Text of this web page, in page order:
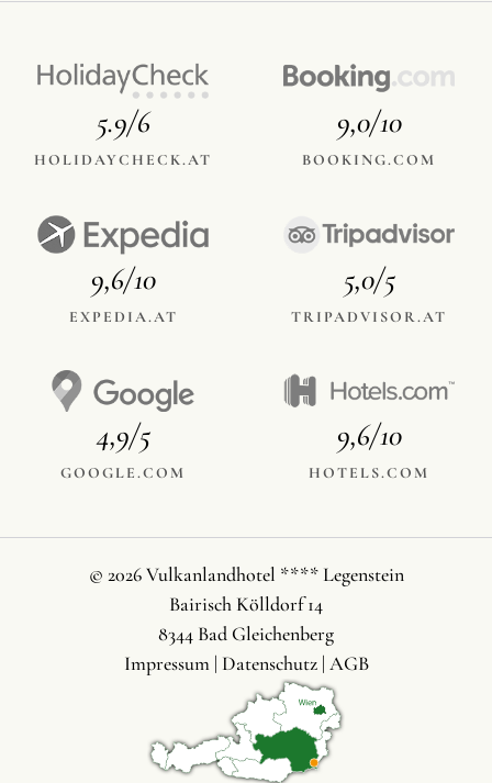
5.9/6
HOLIDAYCHECK.AT
9,0/10
BOOKING.COM
9,6/10
EXPEDIA.AT
5,0/5
TRIPADVISOR.AT
4,9/5
GOOGLE.COM
9,6/10
HOTELS.COM
© 2026 Vulkanlandhotel **** Legenstein
Bairisch Kölldorf 14
8344 Bad Gleichenberg
Impressum| Datenschutz| AGB